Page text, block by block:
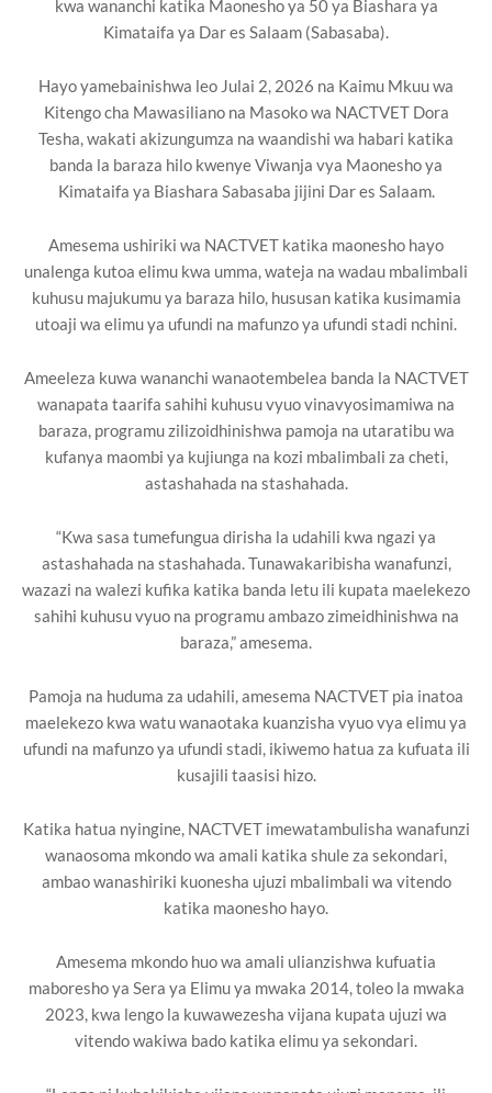
kwa wananchi katika Maonesho ya 50 ya Biashara ya
Kimataifa ya Dar es Salaam (Sabasaba).
Hayo yamebainishwa leo Julai 2, 2026 na Kaimu Mkuu wa
Kitengo cha Mawasiliano na Masoko wa NACTVET Dora
Tesha, wakati akizungumza na waandishi wa habari katika
banda la baraza hilo kwenye Viwanja vya Maonesho ya
Kimataifa ya Biashara Sabasaba jijini Dar es Salaam.
Amesema ushiriki wa NACTVET katika maonesho hayo
unalenga kutoa elimu kwa umma, wateja na wadau mbalimbali
kuhusu majukumu ya baraza hilo, hususan katika kusimamia
utoaji wa elimu ya ufundi na mafunzo ya ufundi stadi nchini.
Ameeleza kuwa wananchi wanaotembelea banda la NACTVET
wanapata taarifa sahihi kuhusu vyuo vinavyosimamiwa na
baraza, programu zilizoidhinishwa pamoja na utaratibu wa
kufanya maombi ya kujiunga na kozi mbalimbali za cheti,
astashahada na stashahada.
“Kwa sasa tumefungua dirisha la udahili kwa ngazi ya
astashahada na stashahada. Tunawakaribisha wanafunzi,
wazazi na walezi kufika katika banda letu ili kupata maelekezo
sahihi kuhusu vyuo na programu ambazo zimeidhinishwa na
baraza,” amesema.
Pamoja na huduma za udahili, amesema NACTVET pia inatoa
maelekezo kwa watu wanaotaka kuanzisha vyuo vya elimu ya
ufundi na mafunzo ya ufundi stadi, ikiwemo hatua za kufuata ili
kusajili taasisi hizo.
Katika hatua nyingine, NACTVET imewatambulisha wanafunzi
wanaosoma mkondo wa amali katika shule za sekondari,
ambao wanashiriki kuonesha ujuzi mbalimbali wa vitendo
katika maonesho hayo.
Amesema mkondo huo wa amali ulianzishwa kufuatia
maboresho ya Sera ya Elimu ya mwaka 2014, toleo la mwaka
2023, kwa lengo la kuwawezesha vijana kupata ujuzi wa
vitendo wakiwa bado katika elimu ya sekondari.